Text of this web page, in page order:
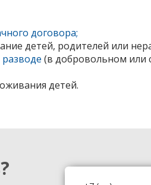
договора;
детей, родителей или
(в добровольном или
детей.